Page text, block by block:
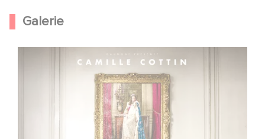
Galerie